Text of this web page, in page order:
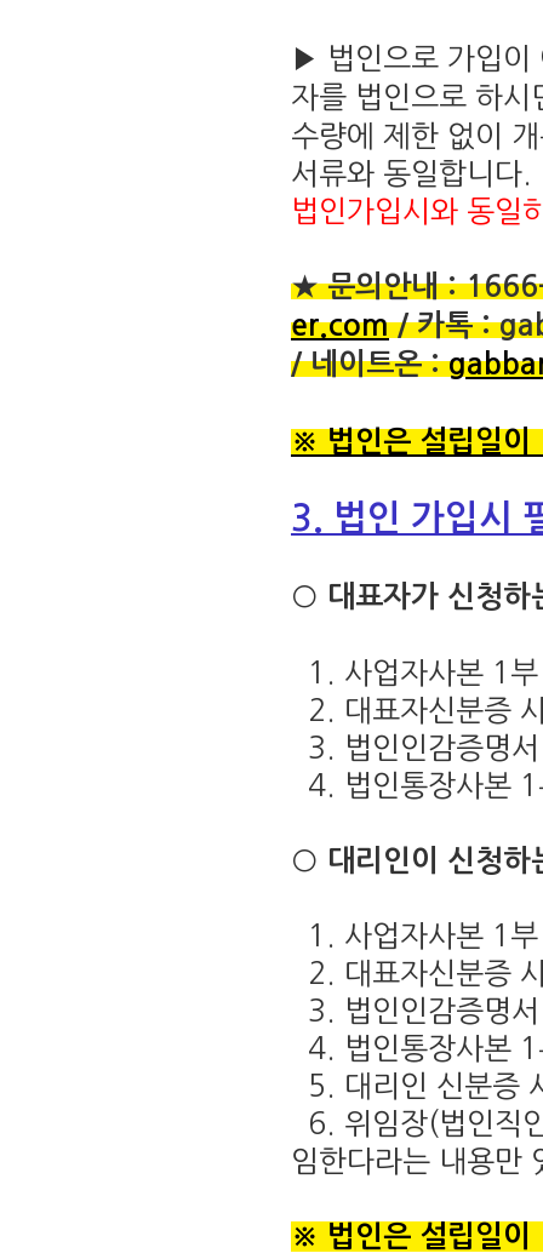
▶ 법인으로 가입이
자를 법인으로 하시
수량에 제한 없이
서류와 동일합니다.
법인가입시와 동일
★ 문의안내 :
er.com/ 카톡 :
/ 네이트온 :
※ 법인은 설립일이
3. 법인 가입시
○ 대표자가 신청하
1. 사업자사본 1부
2. 대표자신분증
3. 법인인감증명
4. 법인통장사본 1
○ 대리인이 신청하
1. 사업자사본 1부
2. 대표자신분증
3. 법인인감증명
4. 법인통장사본 1
5. 대리인 신분증
6. 위임장(법인직
임한다라는 내용만
※ 법인은 설립일이